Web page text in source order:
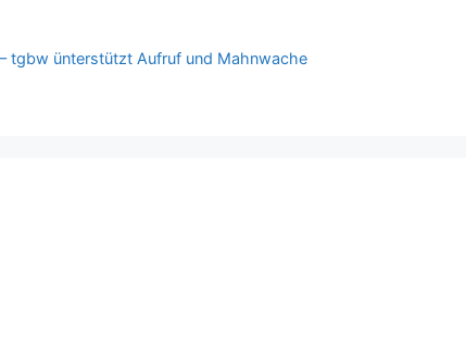
tgbw ünterstützt Aufruf und Mahnwache